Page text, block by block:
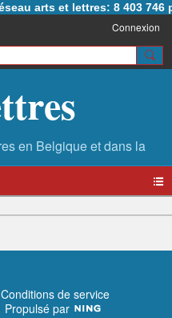
arts et lettres: 8 403 746
Connexion
Conditions de service
Propulsé par